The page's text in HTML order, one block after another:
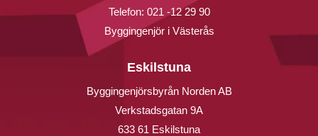
Telefon: 021 -12 29 90
Byggingenjör i Västerås
Eskilstuna
Byggingenjörsbyrån Norden AB
Verkstadsgatan 9A
633 61 Eskilstuna